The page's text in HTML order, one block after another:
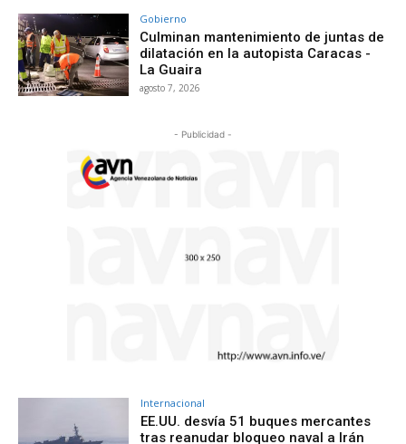
Gobierno
Culminan mantenimiento de juntas de
dilatación en la autopista Caracas -
La Guaira
agosto 7, 2026
- Publicidad -
Internacional
EE.UU. desvía 51 buques mercantes
tras reanudar bloqueo naval a Irán